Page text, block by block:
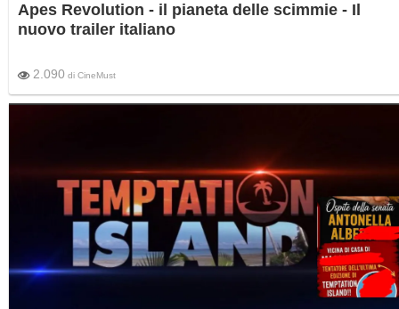
Apes Revolution - il pianeta delle scimmie - Il
nuovo trailer italiano
2.090 di CineMust